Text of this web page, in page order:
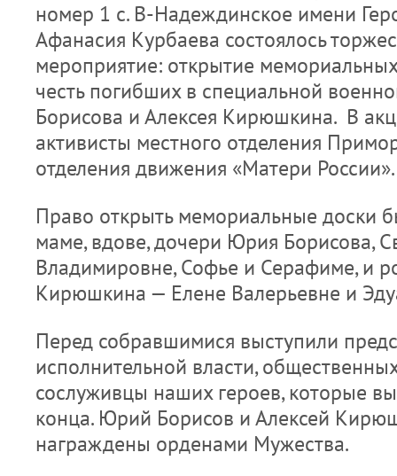
номер 1 с. В-Надеждинское имени
Афанасия Курбаева состоялось
мероприятие: открытие
честь погибших в специальной
Борисова и Алексея Кирюшкина. В
активисты местного отделения
отделения движения «Матери России».
Право открыть мемориальные доски
маме, вдове, дочери Юрия Борисова,
Владимировне, Софье и Серафиме, и
Кирюшкина — Елене Валерьевне и
Перед собравшимися выступили
исполнительной власти,
сослуживцы наших героев, которые
конца. Юрий Борисов и Алексей
награждены орденами Мужества.